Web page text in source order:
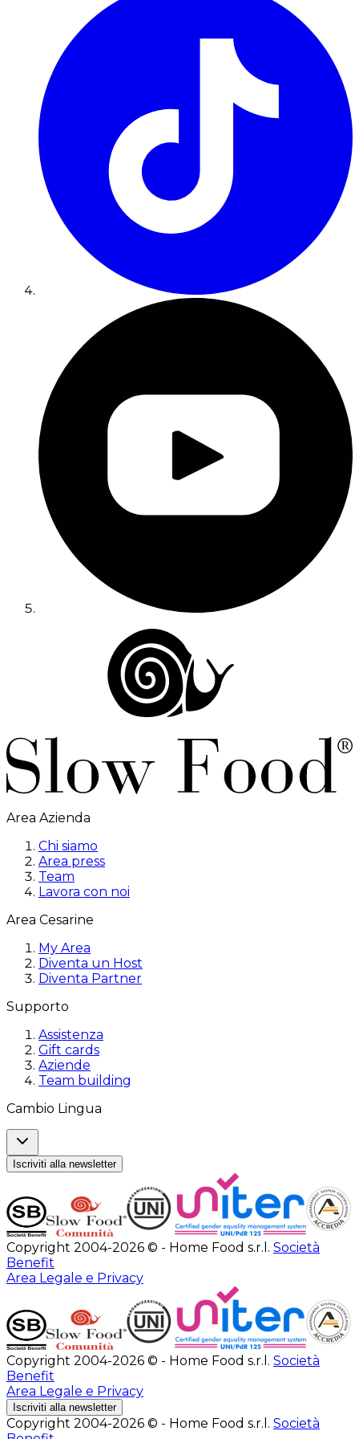
Area Azienda
Chi siamo
Area press
Team
Lavora con noi
Area Cesarine
My Area
Diventa un Host
Diventa Partner
Supporto
Assistenza
Gift cards
Aziende
Team building
Cambio Lingua
Iscriviti alla newsletter
Copyright 2004-2026 © - Home Food s.r.l. Società
Benefit
Area Legale e Privacy
Copyright 2004-2026 © - Home Food s.r.l. Società
Benefit
Area Legale e Privacy
Iscriviti alla newsletter
Copyright 2004-2026 © - Home Food s.r.l. Società